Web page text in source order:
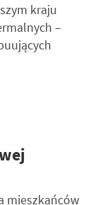
kraju
–
mieszkańców